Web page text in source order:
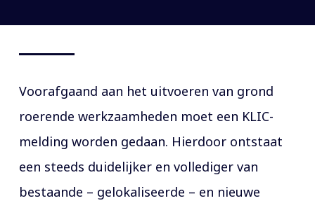
Voorafgaand aan het uitvoeren van grond
roerende werkzaamheden moet een KLIC-
melding worden gedaan. Hierdoor ontstaat
een steeds duidelijker en vollediger van
bestaande – gelokaliseerde – en nieuwe